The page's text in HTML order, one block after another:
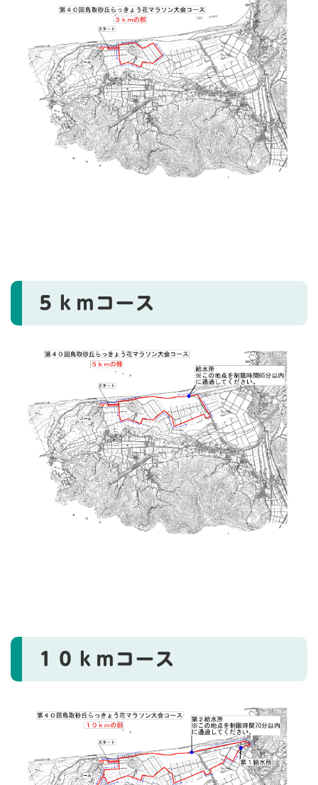
５ｋｍコース
１０ｋｍコース